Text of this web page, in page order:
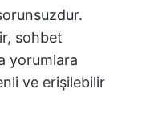
sohbet
yorumlara
ve erişilebilir